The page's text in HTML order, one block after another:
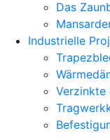
Das
Industrielle
Verzinkte